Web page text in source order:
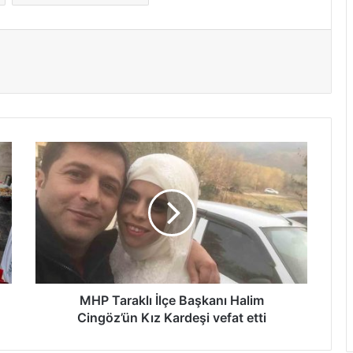
MHP
Taraklı
İlçe
Başkanı
Halim
Cingöz’ün
Kardeşi
vefat
MHP Taraklı İlçe Başkanı Halim
Cingöz’ün Kız Kardeşi vefat etti